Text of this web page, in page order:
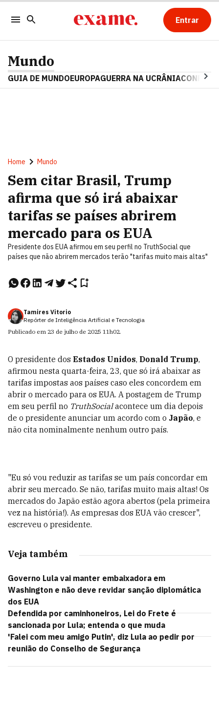
Entrar
Mundo
GUIA DE MUNDOEUROPAGUERRA NA UCRÂNIA
Home Mundo
Sem citar Brasil, Trump
afirma que só irá abaixar
tarifas se países abrirem
mercado para os EUA
Presidente dos EUA afirmou em seu perfil no TruthSocial que
países que não abrirem mercados terão "tarifas muito mais altas"
Tamires Vitorio
Repórter de Inteligência Artificial e Tecnologia
Publicado em 23 de julho de 2025 11h02.
O presidente dos Estados Unidos, Donald Trump,
afirmou nesta quarta-feira, 23, que só irá abaixar as
tarifas impostas aos países caso eles concordem em
abrir o mercado para os EUA. A postagem de Trump
em seu perfil no TruthSocialacontece um dia depois
de o presidente anunciar um acordo com o Japão, e
não cita nominalmente nenhum outro país.
"Eu só vou reduzir as tarifas se um país concordar em
abrir seu mercado. Se não, tarifas muito mais altas! Os
mercados do Japão estão agora abertos (pela primeira
vez na história!). As empresas dos EUA vão crescer",
escreveu o presidente.
Veja também
Governo Lula vai manter embaixadora em
Washington e não deve revidar sanção diplomática
dos EUA
Defendida por caminhoneiros, Lei do Frete é
sancionada por Lula; entenda o que muda
'Falei com meu amigo Putin', diz Lula ao pedir por
reunião do Conselho de Segurança